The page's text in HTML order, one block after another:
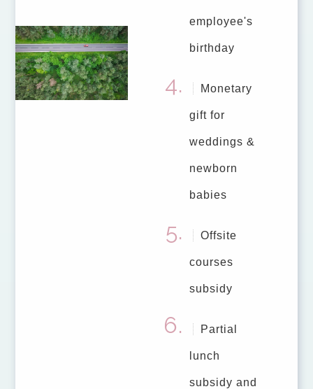
employee's
birthday
Monetary
gift for
weddings &
newborn
babies
Offsite
courses
subsidy
Partial
lunch
subsidy and